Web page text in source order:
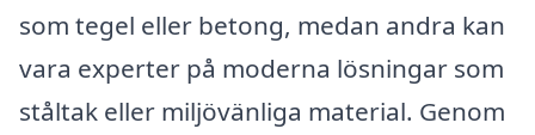
som tegel eller betong, medan andra kan
vara experter på moderna lösningar som
ståltak eller miljövänliga material. Genom